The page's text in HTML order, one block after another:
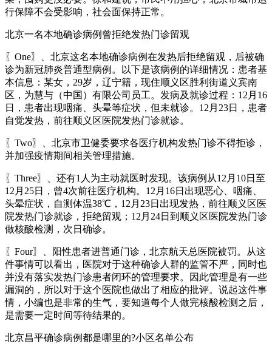
行保障不会受影响，社会面保持正常。
北京一名本地确诊病例曾拒绝发热门诊留观
〖One〗、北京这名本地确诊病例在发热后拒绝留观，后被确
诊为新冠肺炎普通型病例。以下是该病例的详细情况：患者基
本信息：某女，29岁，辽宁籍，现住顺义区胜利街道义宾南
区，为慧与（中国）有限公司员工。发病及就诊过程：12月16
日，患者出现咽痛、头晕等症状，但未就诊。12月23日，患者
自觉发热，前往顺义区医院发热门诊就诊。
〖Two〗、北京市卫健委要求各医疗机构发热门诊不得拒诊，
并加强疫情期间相关管理措施。
〖Three〗、还有1人为主动就医时发现。该病例从12月10日至
12月25日，曾4次前往医疗机构。12月16日出现恶心、咽痛、
头晕症状，自测体温38℃，12月23日出现发热，前往顺义区医
院发热门诊就诊，拒绝留观；12月24日到顺义区医院发热门诊
做核酸检测，次日确诊。
〖Four〗、阳性患者进普通门诊，北京航天总医院被罚。从这
件事情可以看出，医院对于这种确诊人群的监管不严，同时也
并没有落实发热门诊患者闭环的管理要求。因此管理是有一些
漏洞的，所以对于这个医院也做出了相应的批评。说起这件事
情，小编也是非常的生气，要知道每个人做完核酸检测之后，
是需要一定时间等待结果的。
北京昌平确诊病例都是哪里的?小区名单公布